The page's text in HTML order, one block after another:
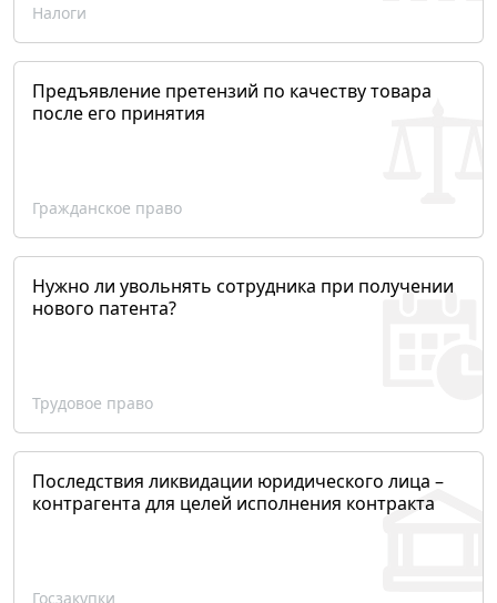
Налоги
Предъявление претензий по качеству товара
после его принятия
Гражданское право
Нужно ли увольнять сотрудника при получении
нового патента?
Трудовое право
Последствия ликвидации юридического лица –
контрагента для целей исполнения контракта
Госзакупки